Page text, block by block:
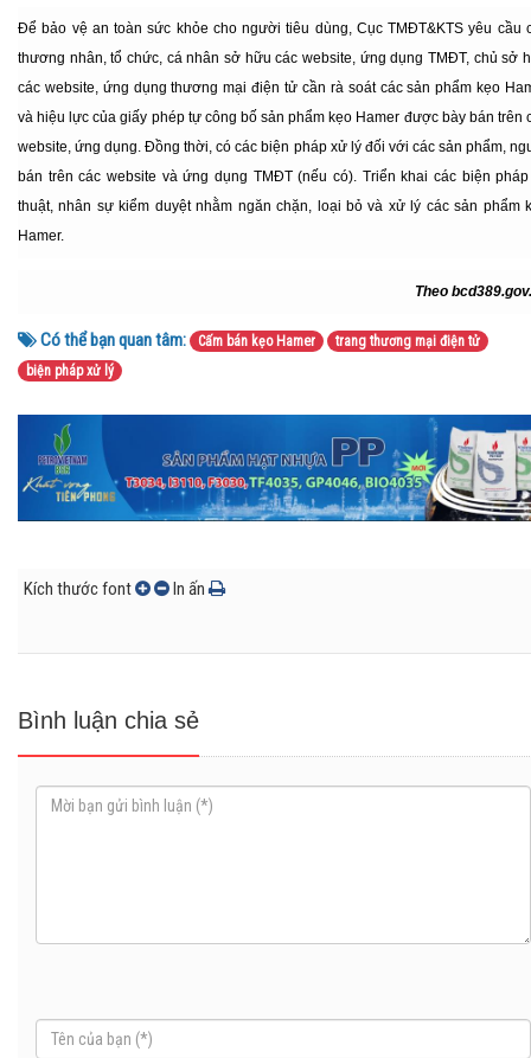
Để bảo vệ an toàn sức khỏe cho người tiêu dùng, Cục TMĐT&KTS yêu cầu
thương nhân, tổ chức, cá nhân sở hữu các website, ứng dụng TMĐT, chủ sở
các website, ứng dụng thương mại điện tử cần rà soát các sản phẩm kẹo
và hiệu lực của giấy phép tự công bố sản phẩm kẹo Hamer được bày bán trên
website, ứng dụng. Đồng thời, có các biện pháp xử lý đối với các sản phẩm,
bán trên các website và ứng dụng TMĐT (nếu có). Triển khai các biện
thuật, nhân sự kiểm duyệt nhằm ngăn chặn, loại bỏ và xử lý các sản phẩm
Hamer.
Theo
Có thể bạn quan tâm: Cấm bán kẹo Hamer
trang thương mại điện tử
biện pháp xử lý
Kích thước font In ấn
Bình luận chia sẻ